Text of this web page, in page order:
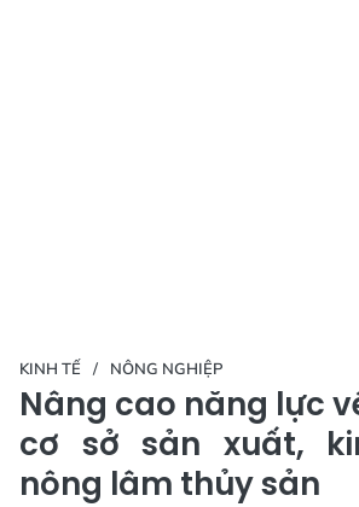
KINH TẾ NÔNG NGHIỆP
Nâng cao năng lực
cơ sở sản xuất,
nông lâm thủy sản